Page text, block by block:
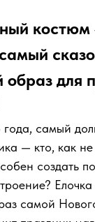
костюм
образ для
самый
— кто, как не
создать
самой